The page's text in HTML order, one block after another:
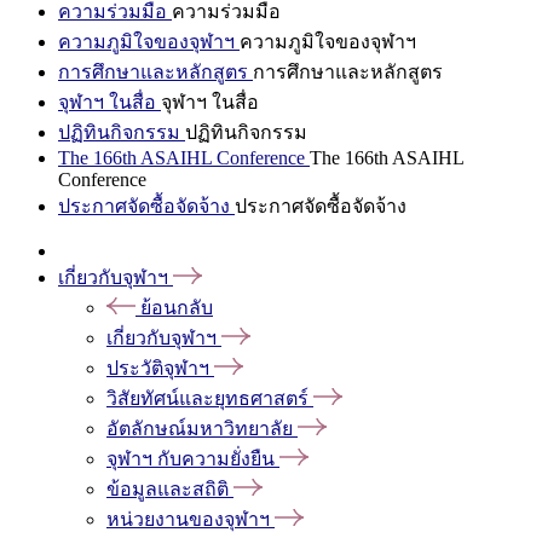
ความร่วมมือ ความร่วมมือ
ความภูมิใจของจุฬาฯ ความภูมิใจของจุฬาฯ
การศึกษาและหลักสูตร การศึกษาและหลักสูตร
จุฬาฯ ในสื่อ จุฬาฯ ในสื่อ
ปฏิทินกิจกรรม ปฏิทินกิจกรรม
The 166th ASAIHL Conference The 166th ASAIHL
Conference
ประกาศจัดซื้อจัดจ้าง ประกาศจัดซื้อจัดจ้าง
เกี่ยวกับจุฬาฯ
ย้อนกลับ
เกี่ยวกับจุฬาฯ
ประวัติจุฬาฯ
วิสัยทัศน์และยุทธศาสตร์
อัตลักษณ์มหาวิทยาลัย
จุฬาฯ กับความยั่งยืน
ข้อมูลและสถิติ
หน่วยงานของจุฬาฯ